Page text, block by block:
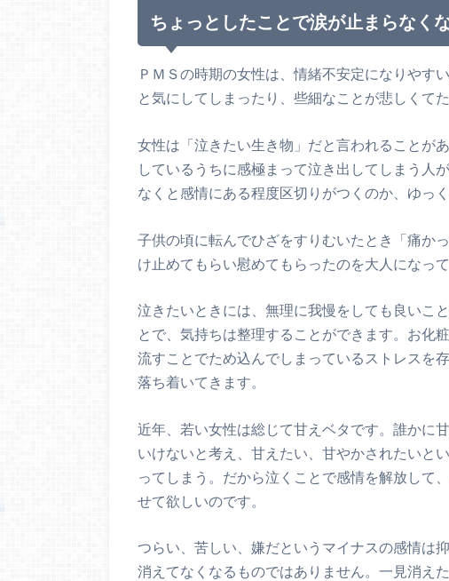
ちょっとしたことで涙が止まらなく
ＰＭＳの時期の女性は、情緒不安定になりやす
と気にしてしまったり、些細なことが悲しくて
女性は「泣きたい生き物」だと言われることが
しているうちに感極まって泣き出してしまう人
なくと感情にある程度区切りがつくのか、ゆっ
子供の頃に転んでひざをすりむいたとき「痛か
け止めてもらい慰めてもらったのを大人になっ
泣きたいときには、無理に我慢をしても良いこ
とで、気持ちは整理することができます。お化
流すことでため込んでしまっているストレスを
落ち着いてきます。
近年、若い女性は総じて甘えベタです。誰かに
いけないと考え、甘えたい、甘やかされたいと
ってしまう。だから泣くことで感情を解放して
せて欲しいのです。
つらい、苦しい、嫌だというマイナスの感情は
消えてなくなるものではありません。一見消え